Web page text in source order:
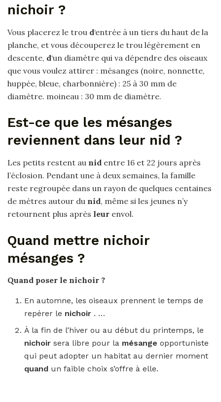
nichoir ?
Vous placerez le trou d‘entrée à un tiers du haut de la
planche, et vous découperez le trou légèrement en
descente, d‘un diamètre qui va dépendre des oiseaux
que vous voulez attirer : mésanges (noire, nonnette,
huppée, bleue, charbonnière) : 25 à 30 mm de
diamètre. moineau : 30 mm de diamètre.
Est-ce que les mésanges
reviennent dans leur nid ?
Les petits restent au nid entre 16 et 22 jours après
l’éclosion. Pendant une à deux semaines, la famille
reste regroupée dans un rayon de quelques centaines
de mètres autour du nid, même si les jeunes n’y
retournent plus après leur envol.
Quand mettre nichoir
mésanges ?
Quand poser le nichoir ?
En automne, les oiseaux prennent le temps de
repérer le nichoir . …
À la fin de l’hiver ou au début du printemps, le
nichoirsera libre pour la mésangeopportuniste
qui peut adopter un habitat au dernier moment
quand un faible choix s’offre à elle.